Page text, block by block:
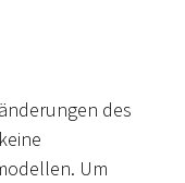
des
Um